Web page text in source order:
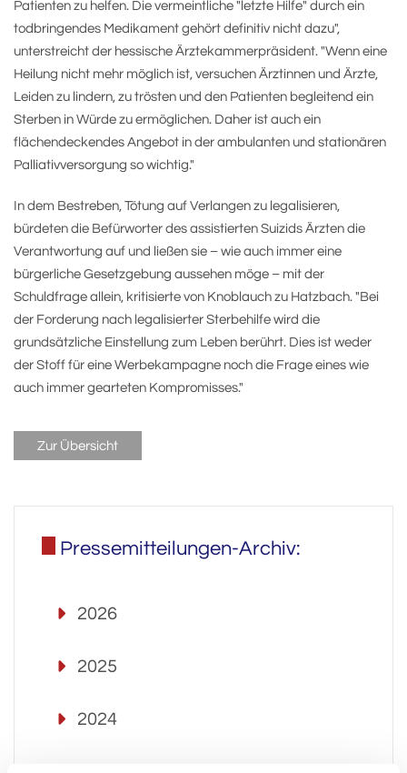
Patienten zu helfen. Die vermeintliche "letzte Hilfe" durch ein
todbringendes Medikament gehört definitiv nicht dazu",
unterstreicht der hessische Ärztekammerpräsident. "Wenn eine
Heilung nicht mehr möglich ist, versuchen Ärztinnen und Ärzte,
Leiden zu lindern, zu trösten und den Patienten begleitend ein
Sterben in Würde zu ermöglichen. Daher ist auch ein
flächendeckendes Angebot in der ambulanten und stationären
Palliativversorgung so wichtig."
In dem Bestreben, Tötung auf Verlangen zu legalisieren,
bürdeten die Befürworter des assistierten Suizids Ärzten die
Verantwortung auf und ließen sie – wie auch immer eine
bürgerliche Gesetzgebung aussehen möge – mit der
Schuldfrage allein, kritisierte von Knoblauch zu Hatzbach. "Bei
der Forderung nach legalisierter Sterbehilfe wird die
grundsätzliche Einstellung zum Leben berührt. Dies ist weder
der Stoff für eine Werbekampagne noch die Frage eines wie
auch immer gearteten Kompromisses."
Zur Übersicht
Pressemitteilungen-Archiv:
2026
2025
2024